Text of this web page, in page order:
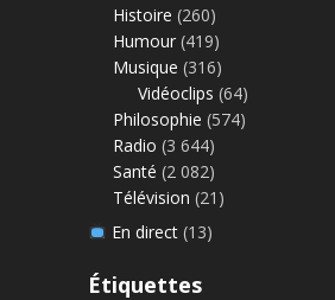
Histoire (260)
Humour (419)
Musique (316)
Vidéoclips (64)
Philosophie (574)
Radio (3 644)
Santé (2 082)
Télévision (21)
En direct(13)
Étiquettes